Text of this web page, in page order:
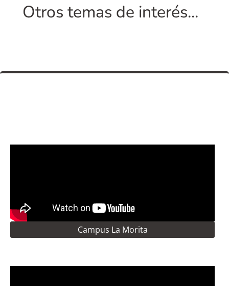
Otros temas de interés...
Campus La Morita